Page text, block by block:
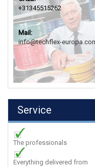
+31345515262
Mail:
info@techflex-
Service
The professionals
Everything delivered from